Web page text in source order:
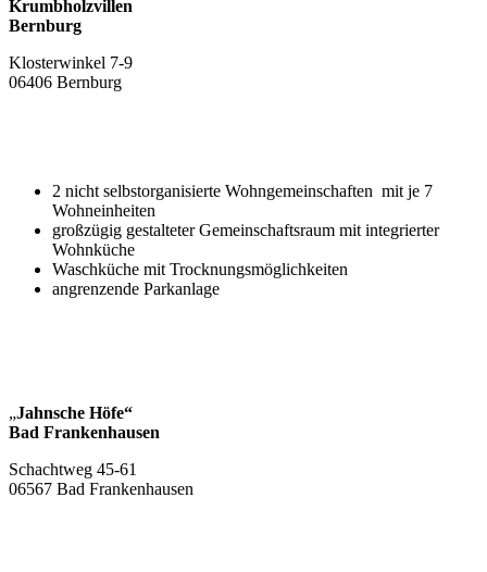
Krumbholzvillen
Bernburg
Klosterwinkel 7-9
06406 Bernburg
2 nicht selbstorganisierte Wohngemeinschaften mit je 7
Wohneinheiten
großzügig gestalteter Gemeinschaftsraum mit integrierter
Wohnküche
Waschküche mit Trocknungsmöglichkeiten
angrenzende Parkanlage
„Jahnsche Höfe“
Bad Frankenhausen
Schachtweg 45-61
06567 Bad Frankenhausen